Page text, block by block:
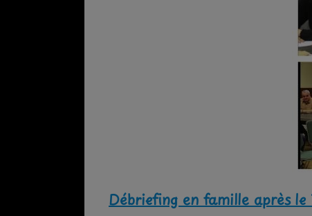
Débriefing en famille après le